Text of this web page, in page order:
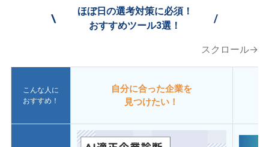
\
ほぼ日の選考対策に必須！
おすすめツール3選！
/
スクロール→
こんな人に
おすすめ！
自分に合った企業を
見つけたい！